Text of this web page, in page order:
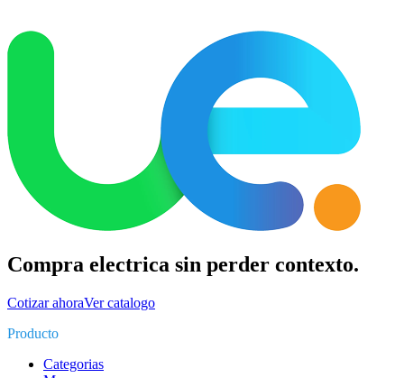
Compra electrica sin perder contexto.
Cotizar ahoraVer catalogo
Producto
Categorias